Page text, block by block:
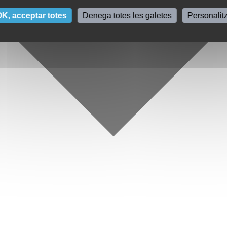
acceptar totes Denega totes les galetes